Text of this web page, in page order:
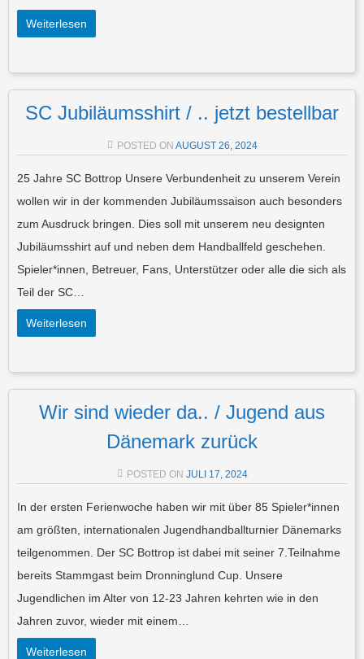
Weiterlesen
SC Jubiläumsshirt / .. jetzt bestellbar
POSTED ON AUGUST 26, 2024
25 Jahre SC Bottrop Unsere Verbundenheit zu unserem Verein
wollen wir in der kommenden Jubiläumssaison auch besonders
zum Ausdruck bringen. Dies soll mit unserem neu designten
Jubiläumsshirt auf und neben dem Handballfeld geschehen.
Spieler*innen, Betreuer, Fans, Unterstützer oder alle die sich als
Teil der SC…
Weiterlesen
Wir sind wieder da.. / Jugend aus
Dänemark zurück
POSTED ON JULI 17, 2024
In der ersten Ferienwoche haben wir mit über 85 Spieler*innen
am größten, internationalen Jugendhandballturnier Dänemarks
teilgenommen. Der SC Bottrop ist dabei mit seiner 7.Teilnahme
bereits Stammgast beim Dronninglund Cup. Unsere
Jugendlichen im Alter von 12-23 Jahren kehrten wie in den
Jahren zuvor, wieder mit einem…
Weiterlesen